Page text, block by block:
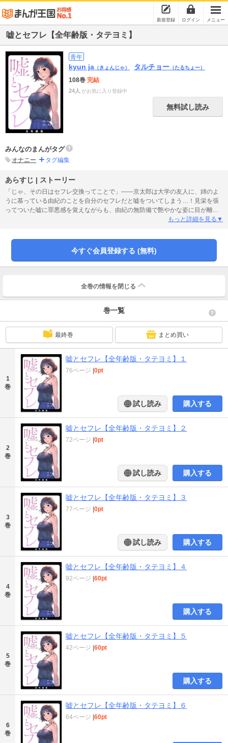
新規登録 ログイン メニュー
嘘とセフレ【全年齢版・タテヨミ】
青年
kyun ja （きょんじゃ） タルチョー （たるちょー）
108巻 完結
24人 がお気に入り登録中
無料試し読み
みんなのまんがタグ
オナニー タグ編集
あらすじ | ストーリー
「じゃ、その日はセフレ交換ってことで」――京太郎は大学の友人に、姉のよ
うに慕っている由紀のことを自分のセフレだと嘘をついてしまう…！見栄を張
ってついた嘘に罪悪感を覚えながらも、由紀の無防備で艶やかな姿に目が離せ
ない「一度だけでいいから、由紀さんのナカに…」――そして、セフレ交換当
――！？【※この作品は｢嘘とセフレ｣の過激な表現を抑えた再編集版です。重
複購入にご注意ください。】
もっと詳細を見る▼
今すぐ会員登録する (無料)
全巻の情報を 閉じる
巻一覧
最終巻 まとめ買い
1
巻
嘘とセフレ【全年齢版・タテヨミ】１
76ページ |0pt
試し読み 購入する
2
巻
嘘とセフレ【全年齢版・タテヨミ】２
72ページ |0pt
試し読み 購入する
3
巻
嘘とセフレ【全年齢版・タテヨミ】３
77ページ |0pt
試し読み 購入する
4
巻
嘘とセフレ【全年齢版・タテヨミ】４
92ページ |60pt
購入する
5
巻
嘘とセフレ【全年齢版・タテヨミ】５
42ページ |60pt
購入する
6
巻
嘘とセフレ【全年齢版・タテヨミ】６
64ページ |60pt